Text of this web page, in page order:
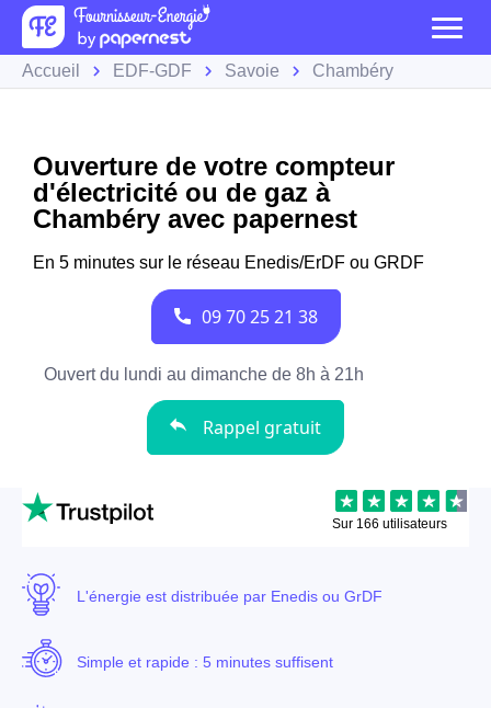
Accueil EDF-GDF Savoie Chambéry